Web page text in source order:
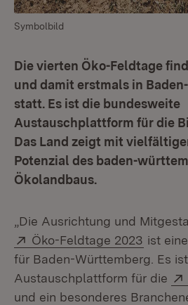
Symbolbild
Die vierten Öko-Feldtage
und damit erstmals in
statt. Es ist die bundesweite
Austauschplattform für die
Das Land zeigt mit
Potenzial des baden-
Ökolandbaus.
„Die Ausrichtung und
Extern:
Öko-Feldtage 2023 (Öffnet
ist
für Baden-Württemberg. Es
Austauschplattform für die
und ein besonderes